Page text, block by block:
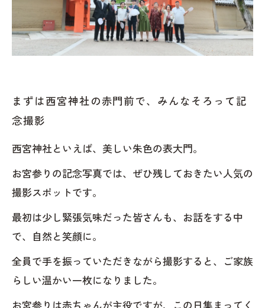
まずは西宮神社の赤門前で、みんなそろって記
念撮影
西宮神社といえば、美しい朱色の表大門。
お宮参りの記念写真では、ぜひ残しておきたい人気の
撮影スポットです。
最初は少し緊張気味だった皆さんも、お話をする中
で、自然と笑顔に。
全員で手を振っていただきながら撮影すると、ご家族
らしい温かい一枚になりました。
お宮参りは赤ちゃんが主役ですが、この日集まってく